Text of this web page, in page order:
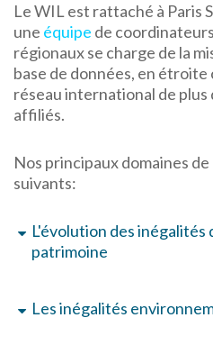
Le WIL est rattaché à Paris
une équipe de
régionaux se charge de la
base de données, en
réseau international de
affiliés.
Nos principaux domaines
suivants:
L'évolution des inégalités
patrimoine
Les inégalités